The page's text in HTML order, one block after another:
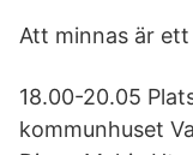
Att minnas är
18.00-20.05
kommunhuset